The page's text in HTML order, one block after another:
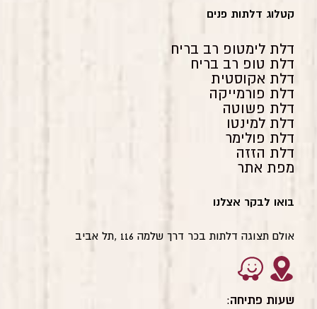
קטלוג דלתות פנים
דלת לימטופ רב בריח
דלת טופ רב בריח
דלת אקוסטית
דלת פורמייקה
דלת פשוטה
דלת למינטו
דלת פולימר
דלת הזזה
מפת אתר
בואו לבקר אצלנו
אולם תצוגה דלתות בכר דרך שלמה 116 ,תל אביב
שעות פתיחה: